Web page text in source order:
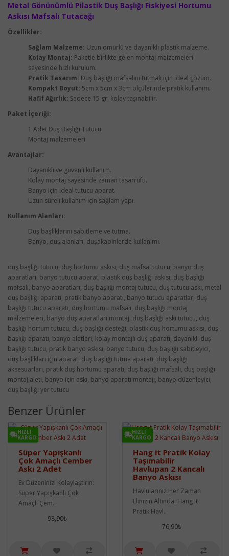
Metal Gönünümlü Pilastik Duş Başlığı Fiskiyesi Hortumu
Askısı Mafsalı Tutacağı
Özellikler:
Sağlam Malzeme: Uzun ömürlü ve dayanıklı plastik malzeme.
Kolay Montaj: Paketle birlikte gelen montaj malzemeleri
sayesinde hızlı kurulum.
Pratik Tasarım: Duş başlığı mafsalını tutmak için ideal çözüm.
Kompakt Boyut: 5cm x 5cm x 3cm ölçülerinde pratik kullanım.
Hafif Ağırlık: Sadece 15 gr, kolay taşınabilir.
Paket İçeriği:
1 Adet Duş Başlığı Tutucu
Montaj malzemeleri
Avantajlar:
Dayanıklı ve güvenli kullanım.
Kolay montaj sayesinde zaman tasarrufu.
Banyo için ideal tutucu aparat.
Uzun süreli kullanım için sağlam yapı.
Kullanım Alanları:
Duş başlıklarını sabitleme ve tutma.
Banyo, duş alanları, duşakabinlerde kullanımı.
duş başlığı tutucu, duş hortumu askısı, duş mafsal tutucu, banyo duş
aparatları, banyo tutucu aparat, plastik duş başlığı askısı, duş başlığı
mafsalı, banyo aparatları, duş başlığı montaj tutucu, duş tutucu askı, metal
duş başlığı aparatı, pratik banyo aparatı, banyo tutucu aparatlar, duş
başlığı tutucu aparatı, duş hortumu mafsalı, duş başlığı montaj
malzemeleri, banyo duş aparatları montaj, duş başlığı askı tutucu, duş
başlığı hortum tutucu, duş başlığı desteği, plastik duş hortumu askısı, duş
başlığı aparatı, banyo aletleri, kolay montajlı duş aparatı, dayanıklı duş
başlığı tutucu, pratik banyo askısı, banyo tutucu, duş başlığı sabitleyici,
duş başlıkları için aparat, duş başlığı tutma aparatı, duş başlığı
aksesuarları, pratik duş hortumu aparatı, duş başlığı mafsalı, duş başlığı
montaj aleti, banyo için askı, banyo aparatı montajı, banyo düzenleyici,
duş başlığı yer tutucu
Benzer Ürünler
HIZLI
KARGO
Süper Yapışkanlı
Çok Amaçlı Cember
Askı 2 Adet
Ev Düzeninizi Kolaylaştırın:
Süper Yapışkanlı Çok
Amaçlı Çem..
98,90₺
HIZLI
KARGO
Hang it Pratik Kolay
Taşımabilir
Havlupan 2 Kancalı
Banyo Askısı
Havlularınız Her Zaman
Elinizin Altında: Hang It
Pratik Havl..
76,90₺